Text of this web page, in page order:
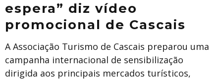
espera” diz vídeo
promocional de Cascais
A Associação Turismo de Cascais preparou uma
campanha internacional de sensibilização
dirigida aos principais mercados turísticos,